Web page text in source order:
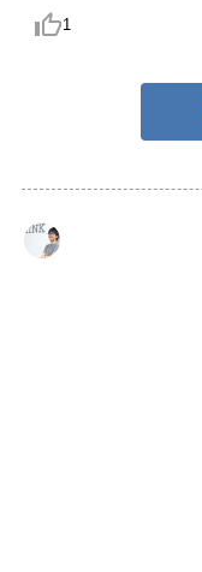
thumb_up_alt1